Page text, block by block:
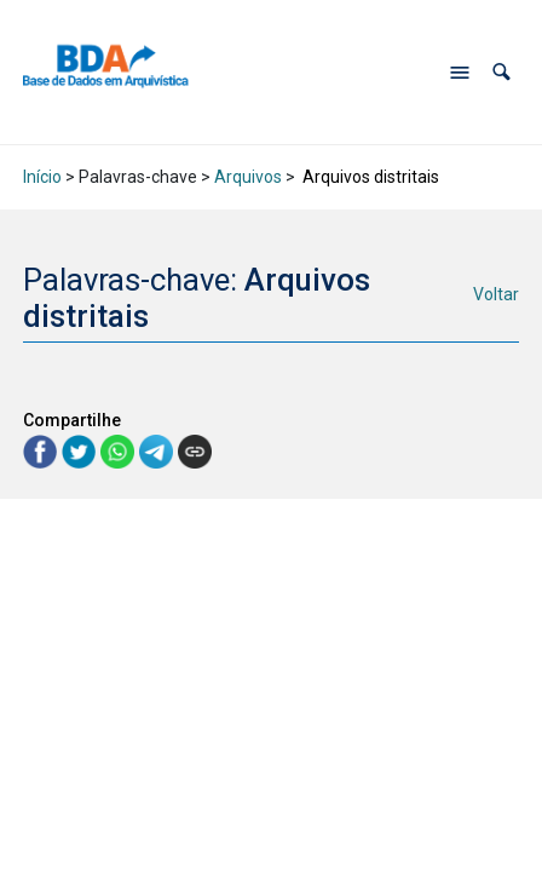
Início > Palavras-chave > Arquivos > Arquivos distritais
Palavras-chave: Arquivos
distritais
Voltar
Compartilhe